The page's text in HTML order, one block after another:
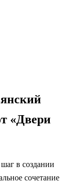
«Двери
в создании
сочетание